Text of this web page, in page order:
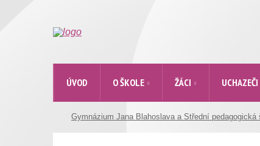
ÚVOD O ŠKOLE ŽÁCI UCHAZEČI
Gymnázium Jana Blahoslava a Střední pedagogická